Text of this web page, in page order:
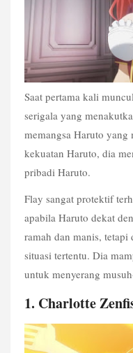
Saat pertama kali
serigala yang
memangsa Haruto yang
kekuatan Haruto, dia
pribadi Haruto.
Flay sangat protektif
apabila Haruto dekat
ramah dan manis, tetapi
situasi tertentu. Dia
untuk menyerang
1. Charlotte